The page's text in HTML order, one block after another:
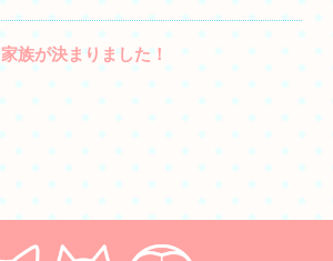
家族が決まりました！